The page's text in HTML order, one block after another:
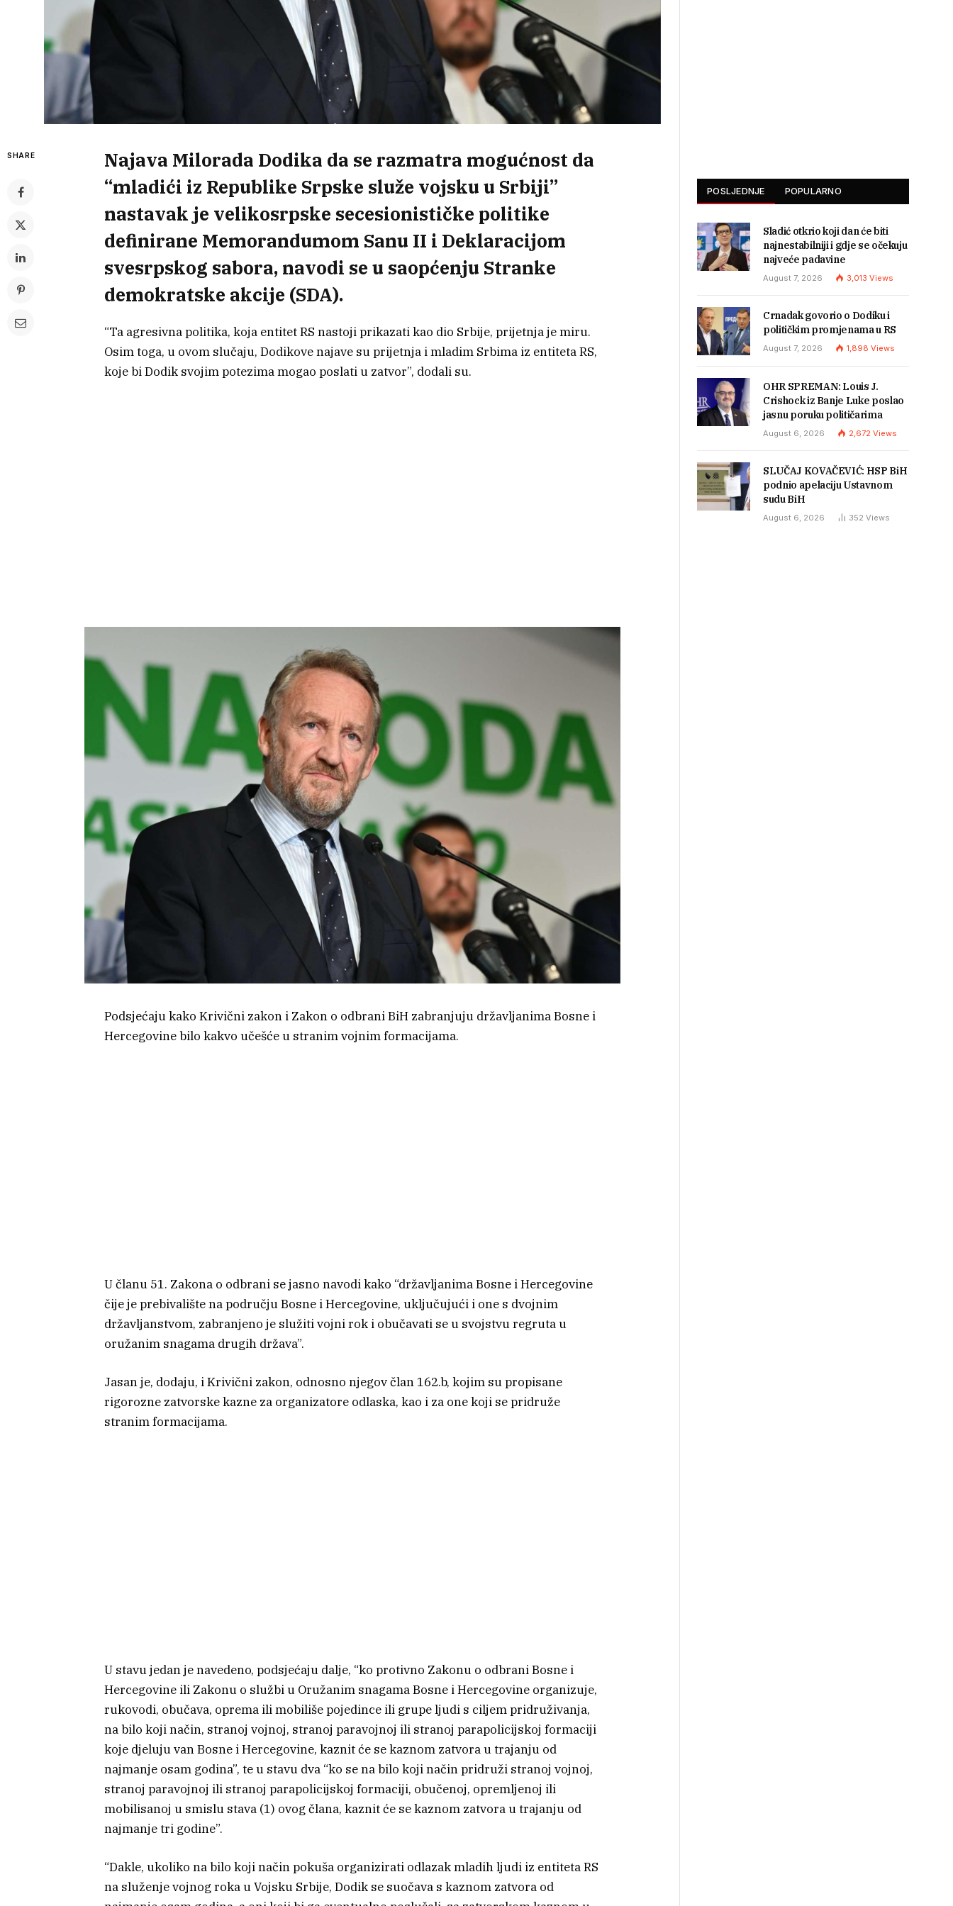
SHARE
Najava Milorada Dodika da se razmatra mogućnost da
“mladići iz Republike Srpske služe vojsku u Srbiji”
nastavak je velikosrpske secesionističke politike
definirane Memorandumom Sanu II i Deklaracijom
svesrpskog sabora, navodi se u saopćenju Stranke
demokratske akcije (SDA).
“Ta agresivna politika, koja entitet RS nastoji prikazati kao dio Srbije, prijetnja je miru.
Osim toga, u ovom slučaju, Dodikove najave su prijetnja i mladim Srbima iz entiteta RS,
koje bi Dodik svojim potezima mogao poslati u zatvor”, dodali su.
Podsjećaju kako Krivični zakon i Zakon o odbrani BiH zabranjuju državljanima Bosne i
Hercegovine bilo kakvo učešće u stranim vojnim formacijama.
U članu 51. Zakona o odbrani se jasno navodi kako “državljanima Bosne i Hercegovine
čije je prebivalište na području Bosne i Hercegovine, uključujući i one s dvojnim
državljanstvom, zabranjeno je služiti vojni rok i obučavati se u svojstvu regruta u
oružanim snagama drugih država”.
Jasan je, dodaju, i Krivični zakon, odnosno njegov član 162.b, kojim su propisane
rigorozne zatvorske kazne za organizatore odlaska, kao i za one koji se pridruže
stranim formacijama.
U stavu jedan je navedeno, podsjećaju dalje, “ko protivno Zakonu o odbrani Bosne i
Hercegovine ili Zakonu o službi u Oružanim snagama Bosne i Hercegovine organizuje,
rukovodi, obučava, oprema ili mobiliše pojedince ili grupe ljudi s ciljem pridruživanja,
na bilo koji način, stranoj vojnoj, stranoj paravojnoj ili stranoj parapolicijskoj formaciji
koje djeluju van Bosne i Hercegovine, kaznit će se kaznom zatvora u trajanju od
najmanje osam godina”, te u stavu dva “ko se na bilo koji način pridruži stranoj vojnoj,
stranoj paravojnoj ili stranoj parapolicijskoj formaciji, obučenoj, opremljenoj ili
mobilisanoj u smislu stava (1) ovog člana, kaznit će se kaznom zatvora u trajanju od
najmanje tri godine”.
“Dakle, ukoliko na bilo koji način pokuša organizirati odlazak mladih ljudi iz entiteta RS
na služenje vojnog roka u Vojsku Srbije, Dodik se suočava s kaznom zatvora od
POSLJEDNJE POPULARNO
Sladić otkrio koji dan će biti
najnestabilniji i gdje se očekuju
najveće padavine
August 7, 2026 3,013 Views
Crnadak govorio o Dodiku i
političkim promjenama u RS
August 7, 2026 1,898 Views
OHR SPREMAN: Louis J.
Crishock iz Banje Luke poslao
jasnu poruku političarima
August 6, 2026 2,672 Views
SLUČAJ KOVAČEVIĆ: HSP BiH
podnio apelaciju Ustavnom
sudu BiH
August 6, 2026 352 Views